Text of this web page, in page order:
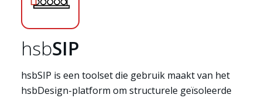
hsbSIP
hsbSIP is een toolset die gebruik maakt van het
hsbDesign-platform om structurele geïsoleerde